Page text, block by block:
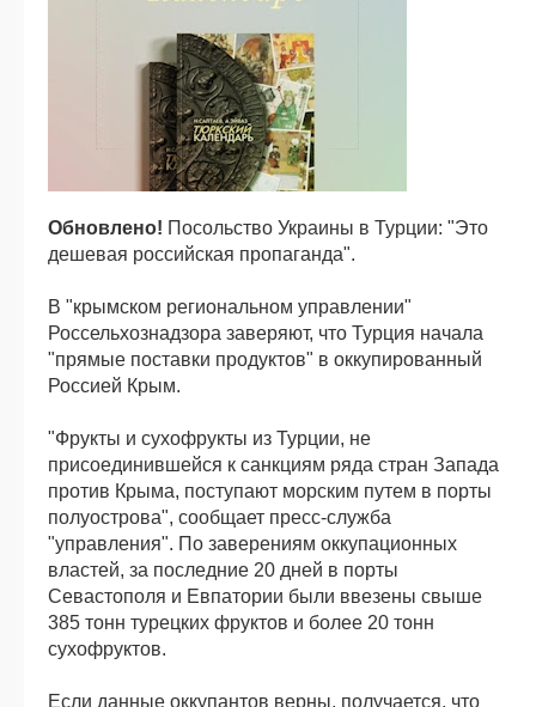
Обновлено! Посольство Украины в Турции: "Это
дешевая российская пропаганда".
В "крымском региональном управлении"
Россельхознадзора заверяют, что Турция начала
"прямые поставки продуктов" в оккупированный
Россией Крым.
"Фрукты и сухофрукты из Турции, не
присоединившейся к санкциям ряда стран Запада
против Крыма, поступают морским путем в порты
полуострова", сообщает пресс-служба
"управления". По заверениям оккупационных
властей, за последние 20 дней в порты
Севастополя и Евпатории были ввезены свыше
385 тонн турецких фруктов и более 20 тонн
сухофруктов.
Если данные оккупантов верны, получается, что